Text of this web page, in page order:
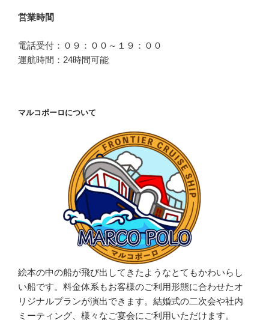
営業時間
電話受付：０９：００～１９：００
運航時間：24時間可能
マルコポーロについて
絵本の中の船が飛び出してきたようなとてもかわいらし
い船です。料金体系もお客様のご利用形態に合わせたオ
リジナルプランが演出できます。結婚式の二次会や社内
ミーティング、様々なご宴会にご利用いただけます。